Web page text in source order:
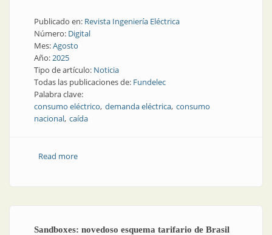
Publicado en: Revista Ingeniería Eléctrica
Número: Digital
Mes:Agosto
Año:2025
Tipo de artículo: Noticia
Todas las publicaciones de: Fundelec
Palabra clave:
consumo eléctrico demanda eléctrica consumo
nacional caída
Read moreabout Otro descenso de la demanda: julio
Sandboxes: novedoso esquema tarifario de Brasil